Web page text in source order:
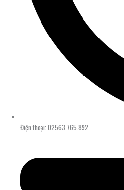
Điện thoại: 02563.765.892